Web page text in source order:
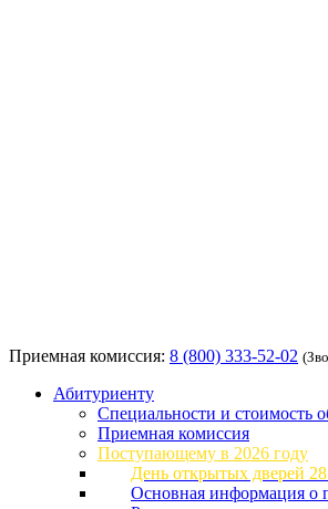
Приемная комиссия: 8 (800) 333-52-02
Абитуриенту
Специальности и стоимость
Приемная комиссия
Поступающему в 2026 году
День открытых дверей
Основная информация о